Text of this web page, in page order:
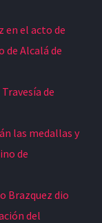
en el acto de
de Alcalá de
de
las medallas y
de
Brazquez dio
del